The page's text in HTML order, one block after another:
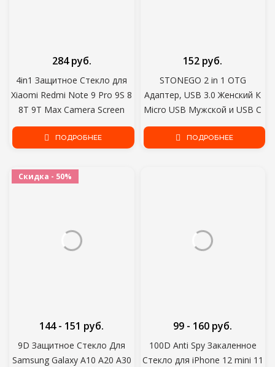
4in1 Защитное Стекло для
Xiaomi Redmi Note 9 Pro 9S 8
8T 9T Max Camera Screen
Protector For Redmi 9 9C NFC
9T 9A 9AT 8A Glass
284 руб.
ПОДРОБНЕЕ
STONEGO 2 in 1 OTG
Адаптер, USB 3.0 Женский К
Micro USB Мужской и USB C
Мужской Разъем
Алюминиевый Сплав на Ходу
152 руб.
ПОДРОБНЕЕ
Скидка - 50%
9D Защитное Стекло Для
Samsung Galaxy A10 A20 A30
144 - 151 руб.
100D Anti Spy Закаленное
Стекло для iPhone 12 mini 11
99 - 160 руб.